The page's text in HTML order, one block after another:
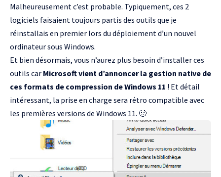
Malheureusement c’est probable. Typiquement, ces 2
logiciels faisaient toujours partis des outils que je
réinstallais en premier lors du déploiement d’un nouvel
ordinateur sous Windows.
Et bien désormais, vous n’aurez plus besoin d’installer ces
outils car Microsoft vient d’annoncer la gestion native de
ces formats de compression de Windows 11 ! Et détail
intéressant, la prise en charge sera rétro compatible avec
les premières versions de Windows 11. 🙂